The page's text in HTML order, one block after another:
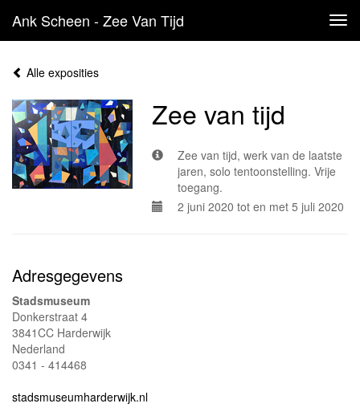
Ank Scheen - Zee Van Tijd
Alle exposities
Zee van tijd
Zee van tijd, werk van de laatste
jaren, solo tentoonstelling. Vrije
toegang.
2 juni 2020 tot en met 5 juli 2020
Adresgegevens
Stadsmuseum
Donkerstraat 4
3841CC Harderwijk
Nederland
0341 - 414468
stadsmuseumharderwijk.nl